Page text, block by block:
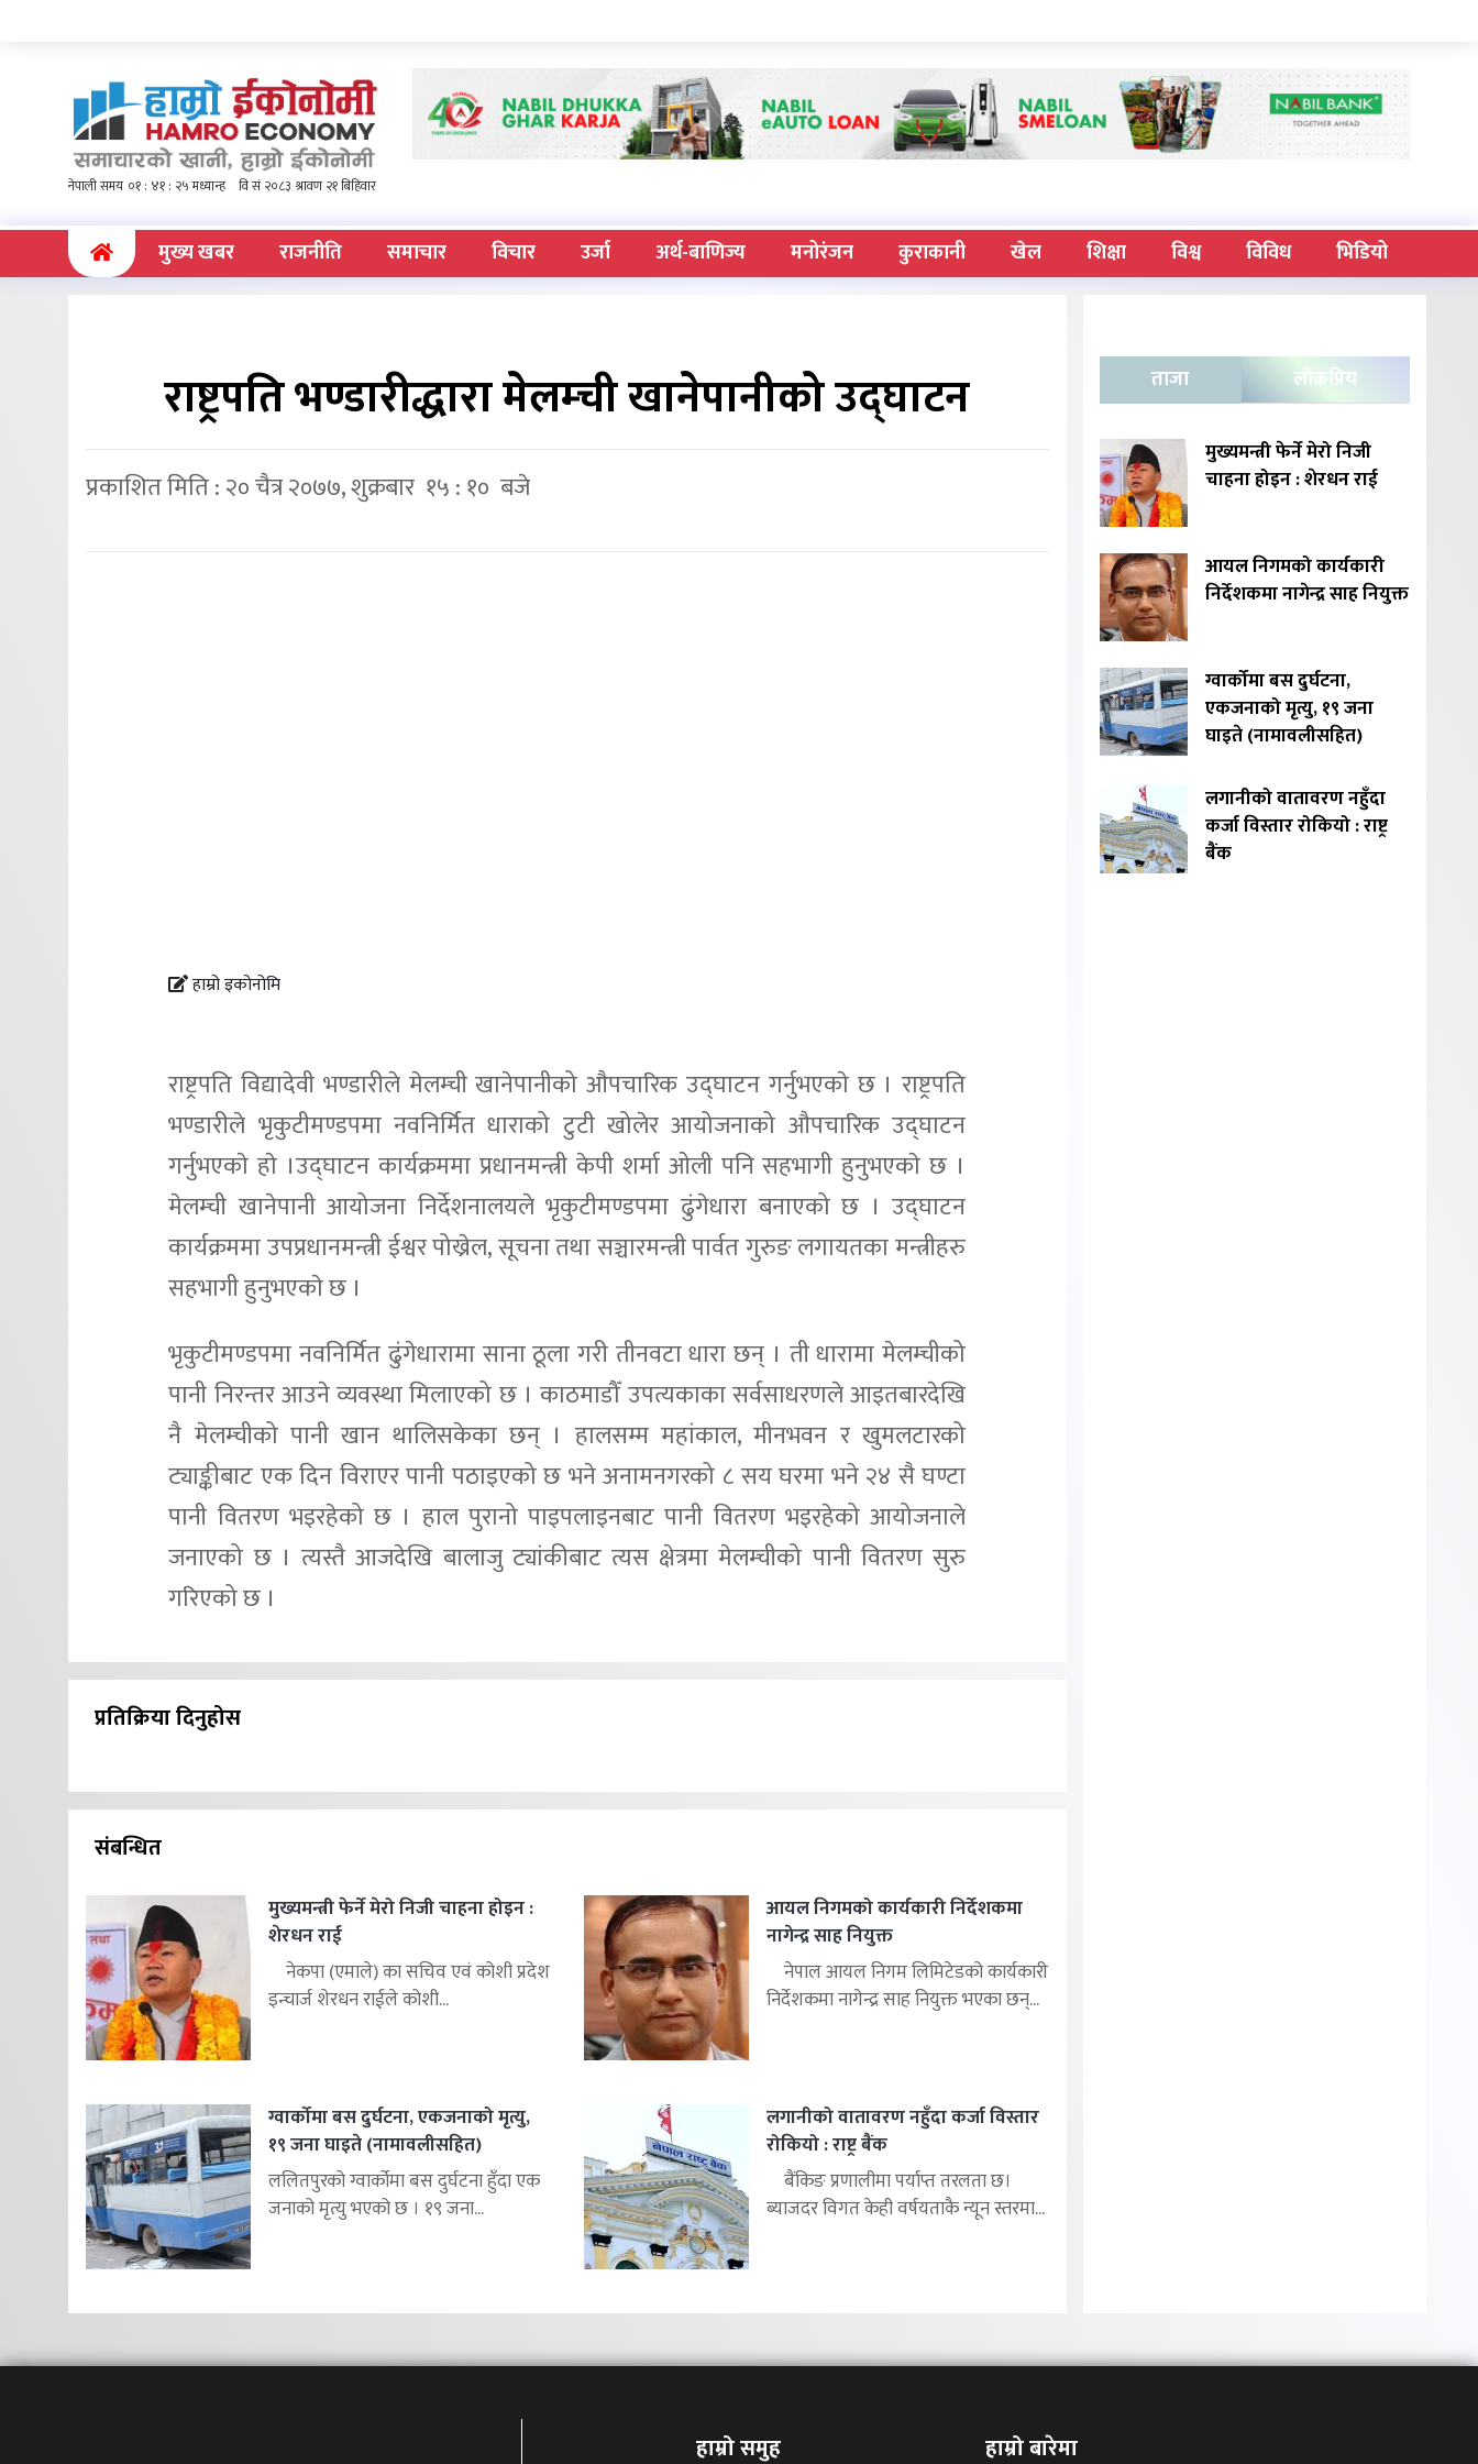
(current)मुख्य खबर राजनीति समाचार विचार उर्जा अर्थ-बाणिज्य मनोरंजन कुराकानी खेल शिक्षा विश्व विविध भिडियो
राष्ट्रपति भण्डारीद्धारा मेलम्ची खानेपानीको उद्घाटन
प्रकाशित मिति : २० चैत्र २०७७, शुक्रबार १५ : १० बजे
हाम्रो इकोनोमि
राष्ट्रपति विद्यादेवी भण्डारीले मेलम्ची खानेपानीको औपचारिक उद्घाटन गर्नुभएकाे छ । राष्ट्रपति
भण्डारीले भृकुटीमण्डपमा नवनिर्मित धाराको टुटी खोलेर आयोजनाको औपचारिक उद्घाटन
गर्नुभएकाे हाे ।उद्घाटन कार्यक्रममा प्रधानमन्त्री केपी शर्मा ओली पनि सहभागी हुनुभएकाे छ ।
मेलम्ची खानेपानी आयोजना निर्देशनालयले भृकुटीमण्डपमा ढुंगेधारा बनाएको छ । उद्घाटन
कार्यक्रममा उपप्रधानमन्त्री ईश्वर पोख्रेल, सूचना तथा सञ्चारमन्त्री पार्वत गुरुङ लगायतका मन्त्रीहरु
सहभागी हुनुभएकाे छ ।
भृकुटीमण्डपमा नवनिर्मित ढुंगेधारामा साना ठूला गरी तीनवटा धारा छन् । ती धारामा मेलम्चीको
पानी निरन्तर आउने व्यवस्था मिलाएको छ । काठमाडौँ उपत्यकाका सर्वसाधरणले आइतबारदेखि
नै मेलम्चीको पानी खान थालिसकेका छन् । हालसम्म महांकाल, मीनभवन र खुमलटारको
ट्याङ्कीबाट एक दिन विराएर पानी पठाइएको छ भने अनामनगरको ८ सय घरमा भने २४ सै घण्टा
पानी वितरण भइरहेको छ । हाल पुरानो पाइपलाइनबाट पानी वितरण भइरहेको आयोजनाले
जनाएको छ । त्यस्तै आजदेखि बालाजु ट्यांकीबाट त्यस क्षेत्रमा मेलम्चीको पानी वितरण सुरु
गरिएको छ ।
प्रतिक्रिया दिनुहोस
संबन्धित
मुख्यमन्त्री फेर्ने मेरो निजी चाहना होइन :
शेरधन राई
नेकपा (एमाले) का सचिव एवं कोशी प्रदेश
इन्चार्ज शेरधन राईले कोशी...
आयल निगमको कार्यकारी निर्देशकमा
नागेन्द्र साह नियुक्त
नेपाल आयल निगम लिमिटेडको कार्यकारी
निर्देशकमा नागेन्द्र साह नियुक्त भएका छन्...
ग्वार्कोमा बस दुर्घटना, एकजनाको मृत्यु,
१९ जना घाइते (नामावलीसहित)
ललितपुरको ग्वार्कोमा बस दुर्घटना हुँदा एक
जनाको मृत्यु भएको छ । १९ जना...
लगानीको वातावरण नहुँदा कर्जा विस्तार
रोकियो : राष्ट्र बैंक
बैंकिङ प्रणालीमा पर्याप्त तरलता छ।
ब्याजदर विगत केही वर्षयताकै न्यून स्तरमा...
ताजा लोकप्रिय
मुख्यमन्त्री फेर्ने मेरो निजी
चाहना होइन : शेरधन राई
आयल निगमको कार्यकारी
निर्देशकमा नागेन्द्र साह नियुक्त
ग्वार्कोमा बस दुर्घटना,
एकजनाको मृत्यु, १९ जना
घाइते (नामावलीसहित)
लगानीको वातावरण नहुँदा
कर्जा विस्तार रोकियो : राष्ट्र
बैंक
हाम्रो समुह हाम्रो बारेमा